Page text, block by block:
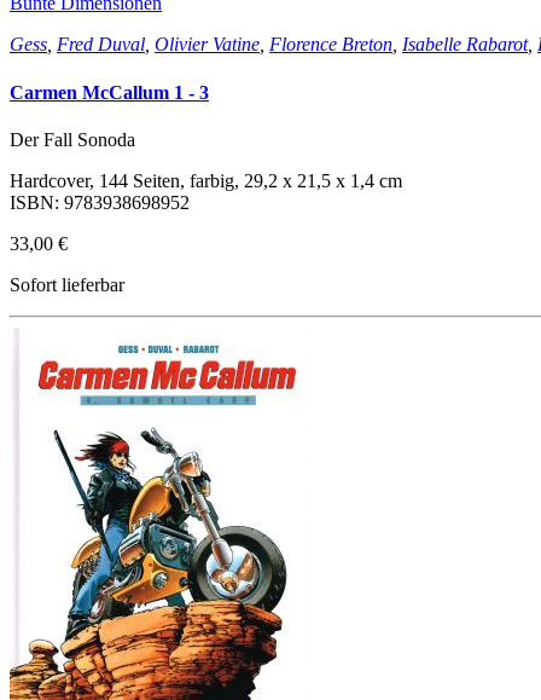
Gess, Fred Duval, Olivier Vatine, Florence Breton, Isabelle Rabarot,
Carmen McCallum 1 - 3
Der Fall Sonoda
Hardcover, 144 Seiten, farbig, 29,2 x 21,5 x 1,4 cm
ISBN: 9783938698952
33,00 €
Sofort lieferbar